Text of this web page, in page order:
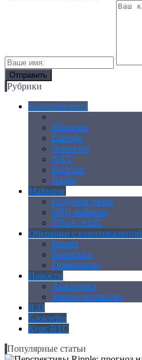
Рубрики
Криптовалюта
Ethereum
Litecoin
Namecoin
NXT
Peercoin
Ripple
Майнинг
Создание ферм
GPU майнинг
FPGA, ASIC
Операции с криптовалютой
Биржи
Кошельки
Обменники
Новости
Аналитика
Законодательство
ICO
Блокчейн
Курс BTC
Популярные статьи